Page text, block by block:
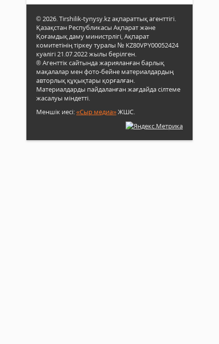
© 2026. Tirshilik-tynysy.kz ақпараттық агенттігі.
Қазақстан Республикасы Ақпарат және
Қоғамдық даму министрлігі, Ақпарат
комитетінің тіркеу туралы № KZ80VPY00052424
куәлігі 21.07.2022 жылы берілген.
® Агенттік сайтында жарияланған барлық
мақалалар мен фото-бейне материалдардың
авторлық құқықтары қорғалған.
Материалдарды пайдаланған жағдайда сілтеме
жасалуы міндетті.
Меншік иесі:«Сыр медиа»ЖШС.